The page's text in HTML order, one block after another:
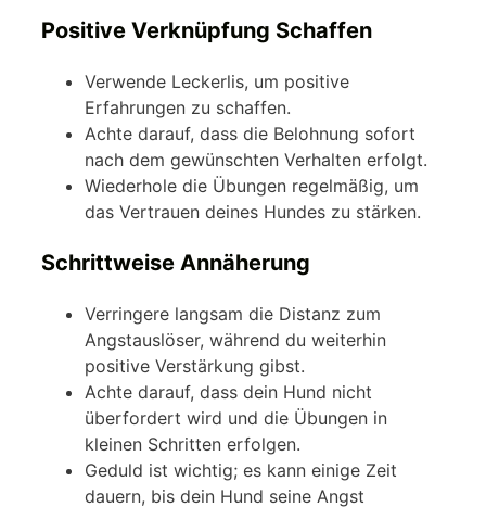
Positive Verknüpfung Schaffen
Verwende Leckerlis, um positive
Erfahrungen zu schaffen.
Achte darauf, dass die Belohnung sofort
nach dem gewünschten Verhalten erfolgt.
Wiederhole die Übungen regelmäßig, um
das Vertrauen deines Hundes zu stärken.
Schrittweise Annäherung
Verringere langsam die Distanz zum
Angstauslöser, während du weiterhin
positive Verstärkung gibst.
Achte darauf, dass dein Hund nicht
überfordert wird und die Übungen in
kleinen Schritten erfolgen.
Geduld ist wichtig; es kann einige Zeit
dauern, bis dein Hund seine Angst